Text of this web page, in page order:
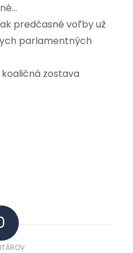
predčasné voľby už
parlamentných
zostava